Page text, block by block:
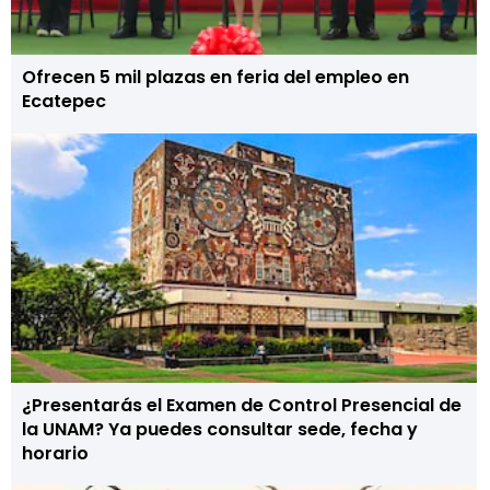
Ofrecen 5 mil plazas en feria del empleo en
Ecatepec
¿Presentarás el Examen de Control Presencial de
la UNAM? Ya puedes consultar sede, fecha y
horario